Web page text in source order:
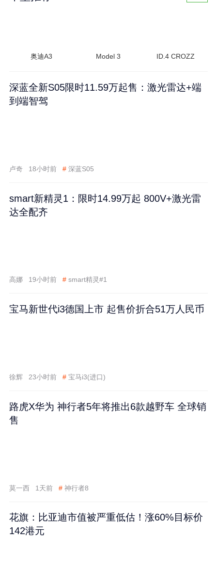
奥迪A3 Model 3 ID.4 CROZZ
深蓝全新S05限时11.59万起售：激光雷达+端
到端智驾
卢奇 18小时前 # 深蓝S05
smart新精灵1：限时14.99万起 800V+激光雷
达全配齐
高娜 19小时前 # smart精灵#1
宝马新世代i3德国上市 起售价折合51万人民币
徐辉 23小时前 # 宝马i3(进口)
路虎X华为 神行者5年将推出6款越野车 全球销
售
莫一西 1天前 # 神行者8
花旗：比亚迪市值被严重低估！涨60%目标价
142港元